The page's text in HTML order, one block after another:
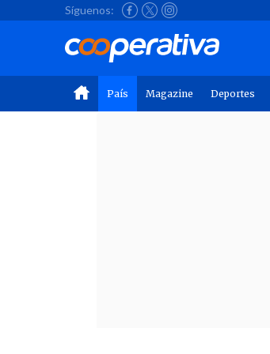
Síguenos:
País Magazine Deportes